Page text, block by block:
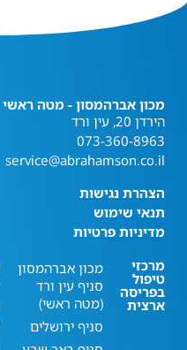
מכון אברהמסון - מטה ראשי
הירדן 20, עין ורד
073-360-8963
service@abrahamson.co.il
הצהרת נגישות
תנאי שימוש
מדיניות פרטיות
מרכזי
טיפול
בפריסה
ארצית
מכון אברהמסון
סניף עין ורד
(מטה ראשי)
סניף ירושלים